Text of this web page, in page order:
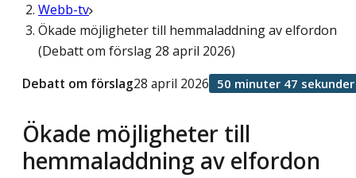
Webb-tv
Ökade möjligheter till hemmaladdning av elfordon
(Debatt om förslag 28 april 2026)
Ökade möjligheter till
hemmaladdning av elfordon
Debatt om förslag28 april 2026 50 minuter 47 sekunder